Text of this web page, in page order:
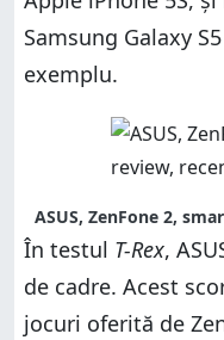
Samsung Galaxy
exemplu.
ASUS, ZenFone 2,
În testul T-Rex,
de cadre. Acest
jocuri oferită de